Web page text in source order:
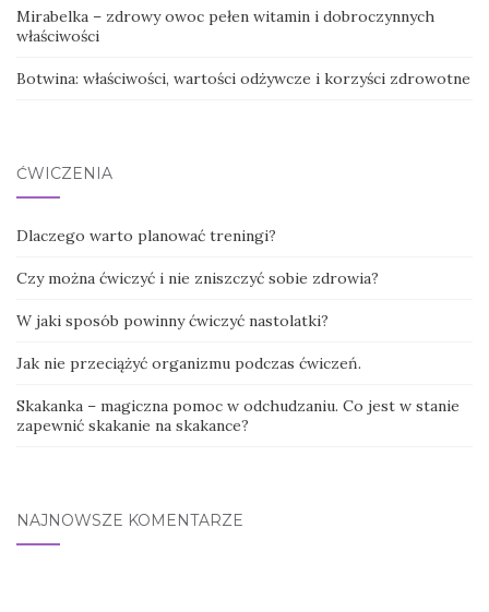
Mirabelka – zdrowy owoc pełen witamin i dobroczynnych
właściwości
Botwina: właściwości, wartości odżywcze i korzyści zdrowotne
ĆWICZENIA
Dlaczego warto planować treningi?
Czy można ćwiczyć i nie zniszczyć sobie zdrowia?
W jaki sposób powinny ćwiczyć nastolatki?
Jak nie przeciążyć organizmu podczas ćwiczeń.
Skakanka – magiczna pomoc w odchudzaniu. Co jest w stanie
zapewnić skakanie na skakance?
NAJNOWSZE KOMENTARZE